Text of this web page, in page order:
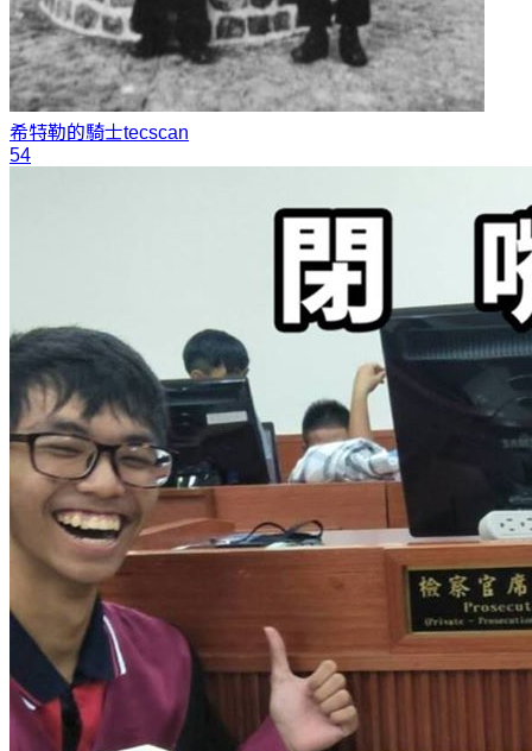
希特勒的騎士tecscan
54